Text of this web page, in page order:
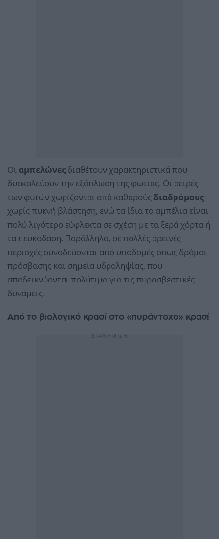
Οι αμπελώνες διαθέτουν χαρακτηριστικά που
δυσκολεύουν την εξάπλωση της φωτιάς. Οι σειρές
των φυτών χωρίζονται από καθαρούς διαδρόμους
χωρίς πυκνή βλάστηση, ενώ τα ίδια τα αμπέλια είναι
πολύ λιγότερο εύφλεκτα σε σχέση με τα ξερά χόρτα ή
τα πευκοδάση. Παράλληλα, σε πολλές ορεινές
περιοχές συνοδεύονται από υποδομές όπως δρόμοι
πρόσβασης και σημεία υδροληψίας, που
αποδεικνύονται πολύτιμα για τις πυροσβεστικές
δυνάμεις.
Από το βιολογικό κρασί στο «πυράντοχο» κρασί